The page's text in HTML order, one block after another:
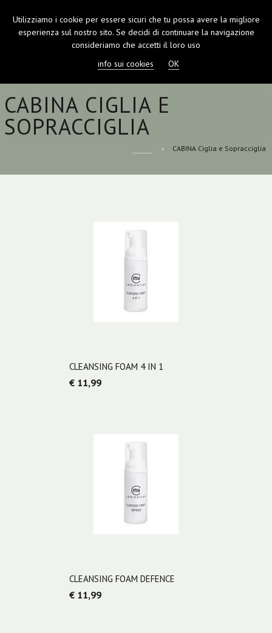
CABINA CIGLIA E
SOPRACCIGLIA
CABINA Ciglia e Sopracciglia
CLEANSING FOAM 4 IN 1
€ 11,99
CLEANSING FOAM DEFENCE
€ 11,99
Utilizziamo i cookie per essere sicuri che tu possa avere la migliore
esperienza sul nostro sito. Se decidi di continuare la navigazione
consideriamo che accetti il loro uso
info sui cookies
OK